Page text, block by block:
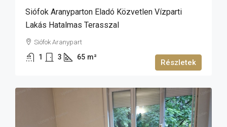
Siófok Aranyparton Eladó Közvetlen Vízparti
Lakás Hatalmas Terasszal
Siófok Aranypart
1 3 65 m²
Részletek